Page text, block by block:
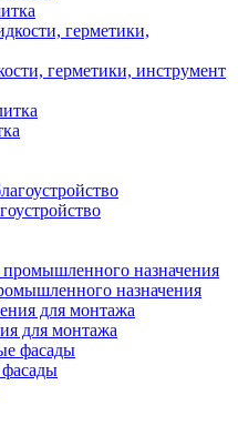
герметики, инструмент
назначения
для монтажа